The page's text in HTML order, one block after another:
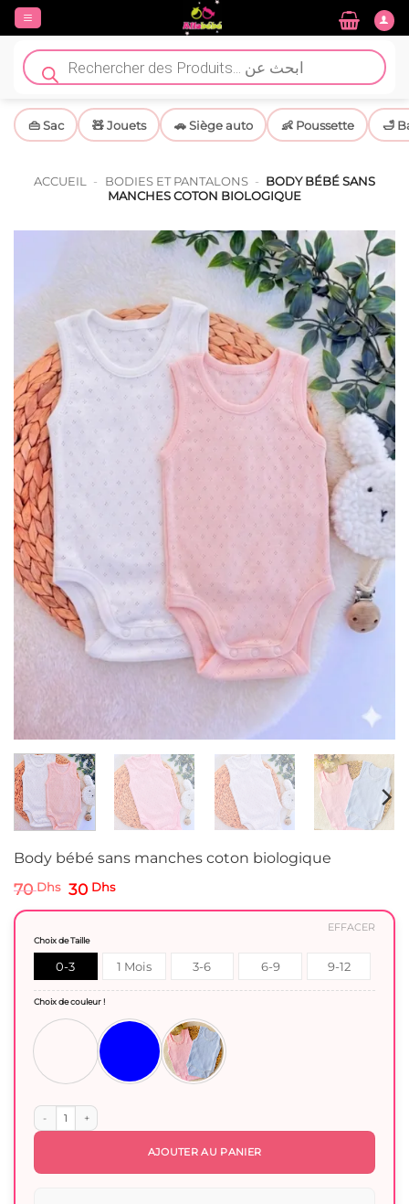
Passer
contenu
Recherche
de
produits
👜 Sac 🧸 Jouets 🚗 Siège auto 👶 Poussette 🛁
ACCUEIL - BODIES ET PANTALONS - BODY BÉBÉ SANS
MANCHES COTON BIOLOGIQUE
Body bébé sans manches coton biologique
70Dhs Le
était :
70 Dhs.
30 DhsLe
Choix de Taille
0-3
Mois
1 Mois
3-6
mois
6-9
Mois
9-12
Mois
Choix de couleur !
EFFACER
quantité de Body bébé sans manches coton biologique
AJOUTER AU PANIER